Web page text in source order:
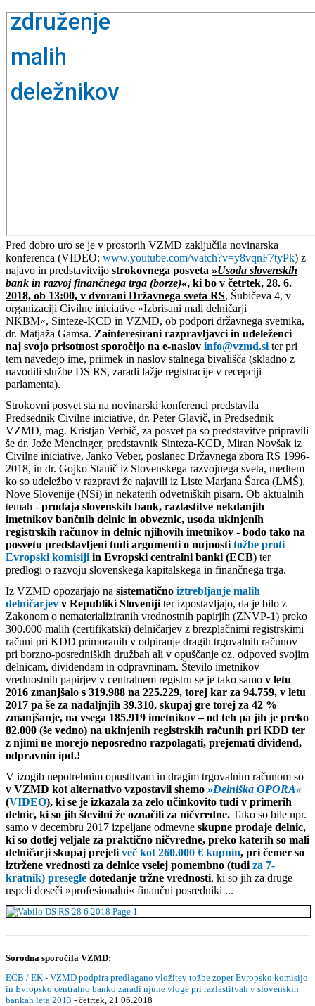
Pred dobro uro se je v prostorih VZMD zaključila novinarska
konferenca (VIDEO: www.youtube.com/watch?v=y8vqnF7tyPk) z
najavo in predstavitvijo strokovnega posveta »Usoda slovenskih
bank in razvoj finančnega trga (borze)«, ki bo v četrtek, 28. 6.
2018, ob 13:00, v dvorani Državnega sveta RS, Šubičeva 4, v
organizaciji Civilne iniciative »Izbrisani mali delničarji
NKBM«, Sinteze-KCD in VZMD, ob podpori državnega svetnika,
dr. Matjaža Gamsa. Zainteresirani razpravljavci in udeleženci
naj svojo prisotnost sporočijo na e-naslov info@vzmd.si ter pri
tem navedejo ime, priimek in naslov stalnega bivališča (skladno z
navodili službe DS RS, zaradi lažje registracije v recepciji
parlamenta).
Strokovni posvet sta na novinarski konferenci predstavila
Predsednik Civilne iniciative, dr. Peter Glavič, in Predsednik
VZMD, mag. Kristjan Verbič, za posvet pa so predstavitve pripravili
še dr. Jože Mencinger, predstavnik Sinteza-KCD, Miran Novšak iz
Civilne iniciative, Janko Veber, poslanec Državnega zbora RS 1996-
2018, in dr. Gojko Stanič iz Slovenskega razvojnega sveta, medtem
ko so udeležbo v razpravi že najavili iz Liste Marjana Šarca (LMŠ),
Nove Slovenije (NSi) in nekaterih odvetniških pisarn. Ob aktualnih
temah - prodaja slovenskih bank, razlastitve nekdanjih
imetnikov bančnih delnic in obveznic, usoda ukinjenih
registrskih računov in delnic njihovih imetnikov - bodo tako na
posvetu predstavljeni tudi argumenti o nujnosti tožbe proti
Evropski komisiji in Evropski centralni banki (ECB) ter
predlogi o razvoju slovenskega kapitalskega in finančnega trga.
Iz VZMD opozarjajo na sistematično iztrebljanje malih
delničarjev v Republiki Sloveniji ter izpostavljajo, da je bilo z
Zakonom o nematerializiranih vrednostnih papirjih (ZNVP-1) preko
300.000 malih (certifikatski) delničarjev z brezplačnimi registrskimi
računi pri KDD primoranih v odpiranje dragih trgovalnih računov
pri borzno-posredniških družbah ali v opuščanje oz. odpoved svojim
delnicam, dividendam in odpravninam. Število imetnikov
vrednostnih papirjev v centralnem registru se je tako samo v letu
2016 zmanjšalo s 319.988 na 225.229, torej kar za 94.759, v letu
2017 pa še za nadaljnjih 39.310, skupaj gre torej za 42 %
zmanjšanje, na vsega 185.919 imetnikov ‒ od teh pa jih je preko
82.000 (še vedno) na ukinjenih registrskih računih pri KDD ter
z njimi ne morejo neposredno razpolagati, prejemati dividend,
odpravnin ipd.!
V izogib nepotrebnim opustitvam in dragim trgovalnim računom so
v VZMD kot alternativo vzpostavil shemo »Delniška OPORA«
(VIDEO), ki se je izkazala za zelo učinkovito tudi v primerih
delnic, ki so jih številni že označili za ničvredne. Tako so bile npr.
samo v decembru 2017 izpeljane odmevne skupne prodaje delnic,
ki so dotlej veljale za praktično ničvredne, preko katerih so mali
delničarji skupaj prejeli več kot 260.000 € kupnin, pri čemer so
iztržene vrednosti za delnice vselej pomembno (tudi za 7-
kratnik) presegle dotedanje tržne vrednosti, ki so jih za druge
uspeli doseči »profesionalni« finančni posredniki ...
Sorodna sporočila VZMD:
ECB / EK - VZMD podpira predlagano vložitev tožbe zoper Evropsko komisijo
in Evropsko centralno banko zaradi njune vloge pri razlastitvah v slovenskih
bankah leta 2013 - četrtek, 21.06.2018